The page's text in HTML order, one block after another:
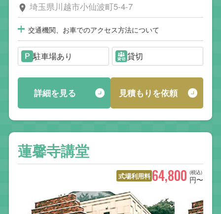
埼玉県川越市小仙波町5-4-7
交通機関、お車でのアクセス方法について
駐車場あり 貸切
詳細を見る 見積もりを依頼
蓮馨寺講堂
式場利用料 (税込)
64,800 円〜